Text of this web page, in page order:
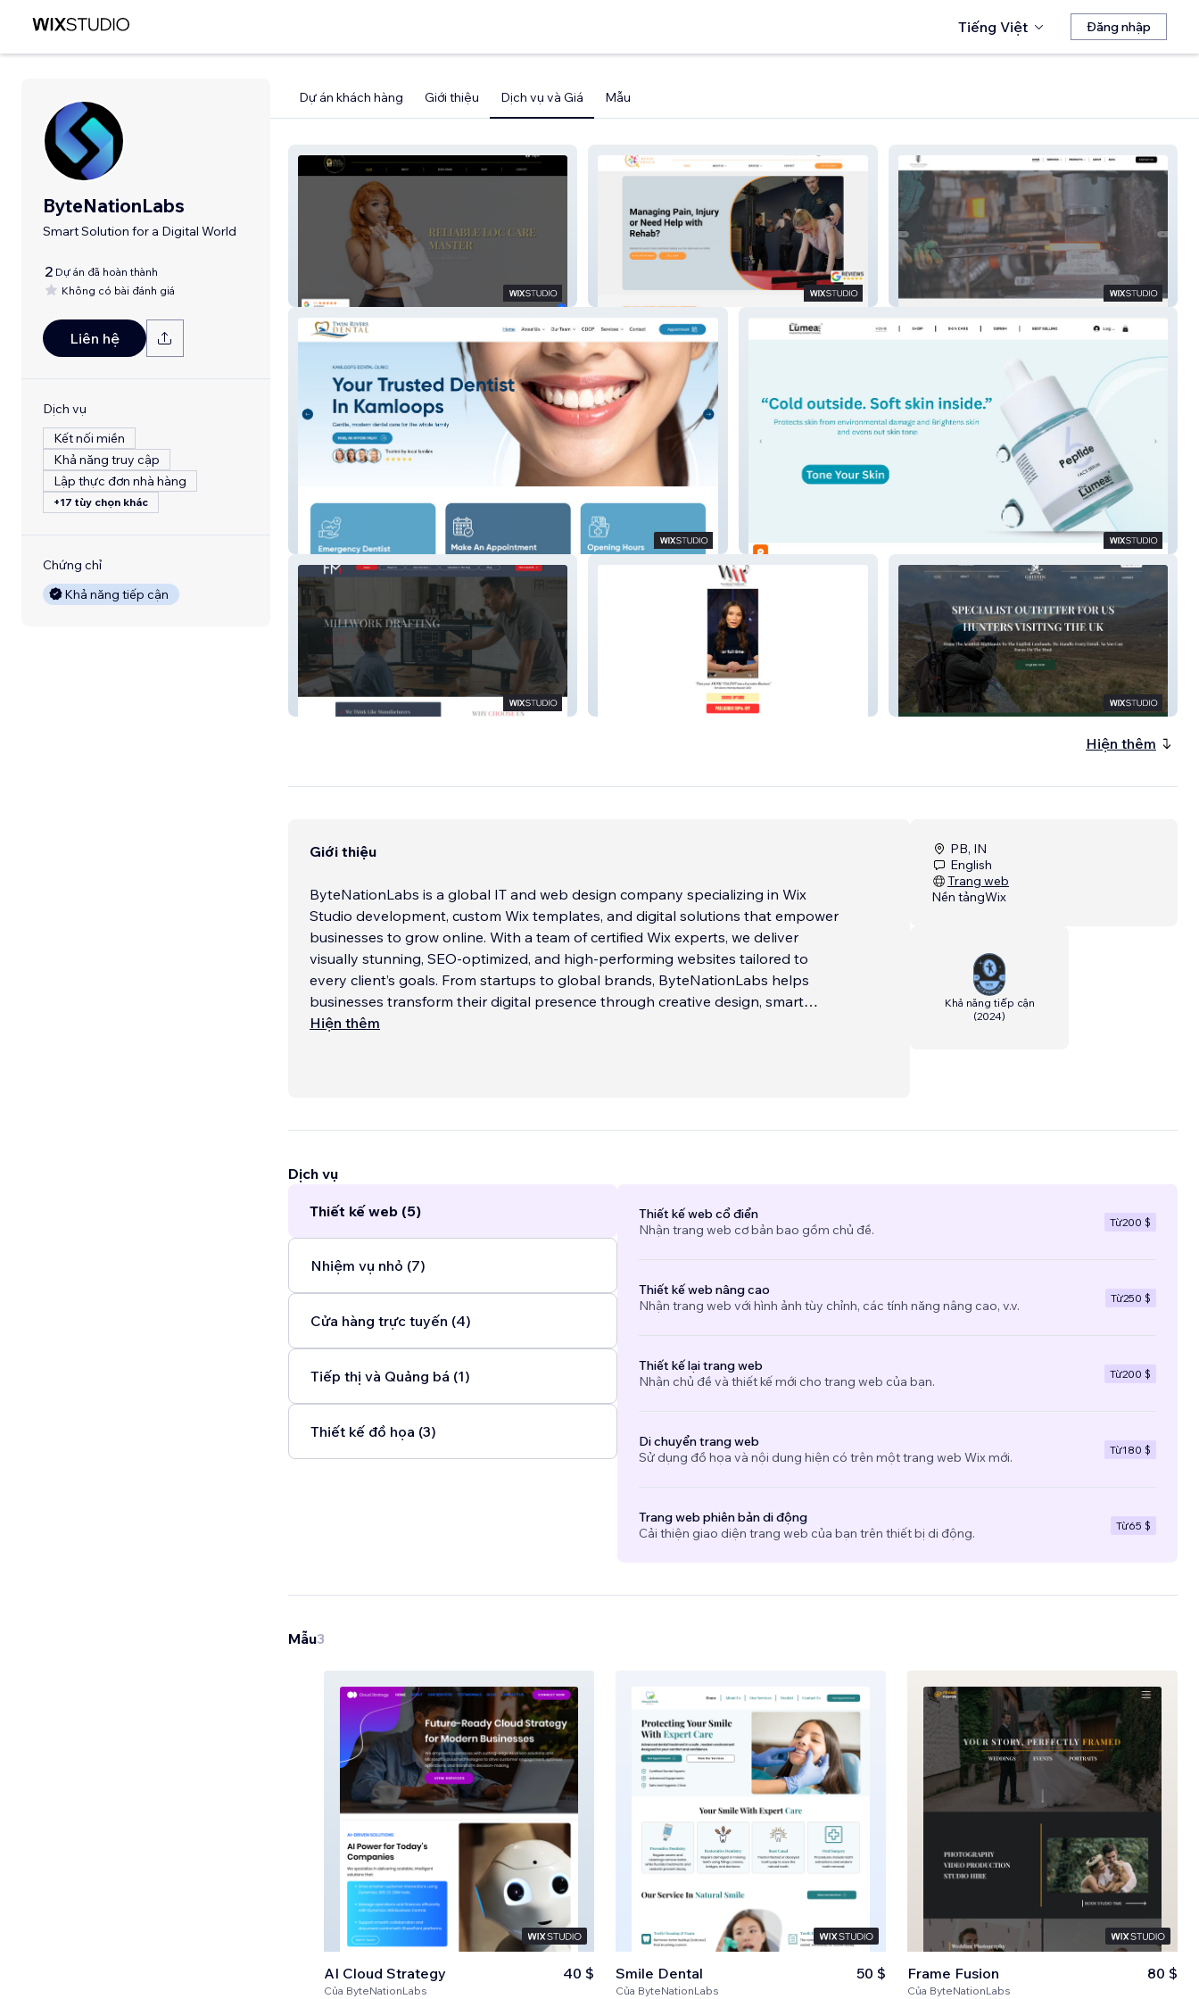
Tiếng Việt Đăng nhập
ByteNationLabs
Smart Solution for a Digital World
2 Dự án đã hoàn thành
Không có bài đánh giá
Liên hệ
Dịch vụ
Kết nối miền
Khả năng truy cập
Lập thực đơn nhà hàng
+17 tùy chọn khác
Chứng chỉ
Khả năng tiếp cận
Dự án khách hàng Giới thiệu Dịch vụ và Giá Mẫu
I Rock Ya Locks Questphysio Titancoreengineering
Twin Rivers Dental Lumea Co.
Future MillWork Working Musician Griffin Sporting Club
Hiện thêm
Giới thiệu
ByteNationLabs is a global IT and web design company specializing in Wix
Studio development, custom Wix templates, and digital solutions that empower
businesses to grow online. With a team of certified Wix experts, we deliver
visually stunning, SEO-optimized, and high-performing websites tailored to
every client’s goals. From startups to global brands, ByteNationLabs helps
businesses transform their digital presence through creative design, smart
technology, and seamless user experiences. Build your next project with the
- Wix Studio Web Design
Hiện thêm
PB, IN
English
Trang web
Nền tảngWix
Khả năng tiếp cận
(2024)
Dịch vụ
Thiết kế web (5)
Nhiệm vụ nhỏ (7)
Cửa hàng trực tuyến (4)
Tiếp thị và Quảng bá (1)
Thiết kế đồ họa (3)
Thiết kế web cổ điển
Nhận trang web cơ bản bao gồm chủ đề.
Từ200 $
Thiết kế web nâng cao
Nhận trang web với hình ảnh tùy chỉnh, các tính năng nâng cao, v.v.
Từ250 $
Thiết kế lại trang web
Nhận chủ đề và thiết kế mới cho trang web của bạn.
Từ200 $
Di chuyển trang web
Sử dụng đồ họa và nội dung hiện có trên một trang web Wix mới.
Từ180 $
Trang web phiên bản di động
Cải thiện giao diện trang web của bạn trên thiết bị di động.
Từ65 $
Mẫu3
AI Cloud Strategy
Của ByteNationLabs
40 $ Smile Dental
Của ByteNationLabs
50 $ Frame Fusion
Của ByteNationLabs
80 $